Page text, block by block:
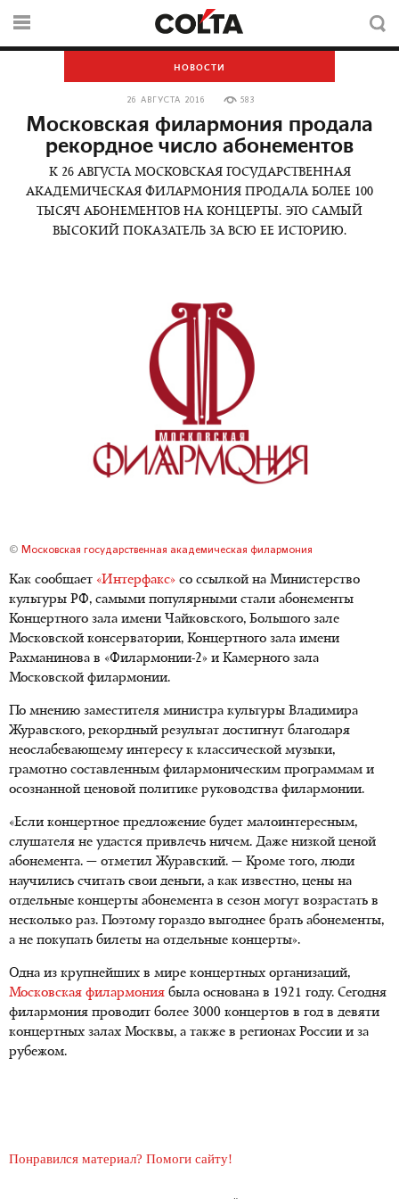
НОВОСТИ
26 АВГУСТА 2016 583
Московская филармония продала
рекордное число абонементов
К 26 АВГУСТА МОСКОВСКАЯ ГОСУДАРСТВЕННАЯ
АКАДЕМИЧЕСКАЯ ФИЛАРМОНИЯ ПРОДАЛА БОЛЕЕ 100
ТЫСЯЧ АБОНЕМЕНТОВ НА КОНЦЕРТЫ. ЭТО САМЫЙ
ВЫСОКИЙ ПОКАЗАТЕЛЬ ЗА ВСЮ ЕЕ ИСТОРИЮ.
© Московская государственная академическая филармония
Как сообщает «Интерфакс» со ссылкой на Министерство
культуры РФ, самыми популярными стали абонементы
Концертного зала имени Чайковского, Большого зале
Московской консерватории, Концертного зала имени
Рахманинова в «Филармонии-2» и Камерного зала
Московской филармонии.
По мнению заместителя министра культуры Владимира
Журавского, рекордный результат достигнут благодаря
неослабевающему интересу к классической музыки,
грамотно составленным филармоническим программам и
осознанной ценовой политике руководства филармонии.
«Если концертное предложение будет малоинтересным,
слушателя не удастся привлечь ничем. Даже низкой ценой
абонемента. — отметил Журавский. — Кроме того, люди
научились считать свои деньги, а как известно, цены на
отдельные концерты абонемента в сезон могут возрастать в
несколько раз. Поэтому гораздо выгоднее брать абонементы,
а не покупать билеты на отдельные концерты».
Одна из крупнейших в мире концертных организаций,
Московская филармония была основана в 1921 году. Сегодня
филармония проводит более 3000 концертов в год в девяти
концертных залах Москвы, а также в регионах России и за
рубежом.
Понравился материал? Помоги сайту!